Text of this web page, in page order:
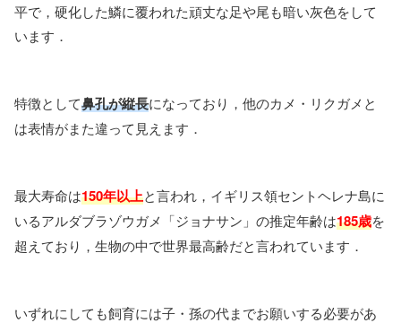
平で，硬化した鱗に覆われた頑丈な足や尾も暗い灰色をして
います．
特徴として鼻孔が縦長になっており，他のカメ・リクガメと
は表情がまた違って見えます．
最大寿命は150年以上と言われ，イギリス領セントヘレナ島に
いるアルダブラゾウガメ「ジョナサン」の推定年齢は185歳を
超えており，生物の中で世界最高齢だと言われています．
いずれにしても飼育には子・孫の代までお願いする必要があ